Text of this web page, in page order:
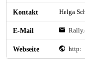
Helga
http: